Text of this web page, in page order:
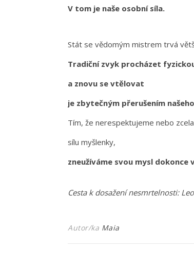
V tom je naše osobní síla.
Stát se vědomým mistrem trvá
Tradiční zvyk procházet
a znovu se vtělovat
je zbytečným přerušením
Tím, že nerespektujeme nebo
sílu myšlenky,
zneužíváme svou mysl dokonce
Cesta k dosažení nesmrtelnosti:
Autor/ka Maia